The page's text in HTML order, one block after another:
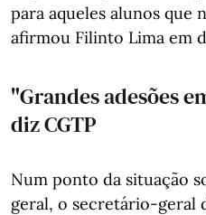
para aqueles alunos que
afirmou Filinto Lima em
"Grandes adesões
diz CGTP
Num ponto da situação
geral, o secretário-geral